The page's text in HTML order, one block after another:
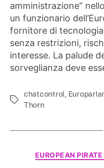
amministrazione”
un funzionario
fornitore di
senza restrizioni,
interesse. La palude
sorveglianza deve
Tag
chatcontrol,
Thorn
EUROPEAN